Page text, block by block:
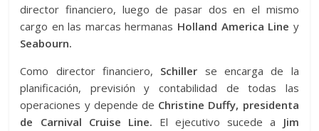
director financiero, luego de pasar dos en el mismo
cargo en las marcas hermanas Holland America Line y
Seabourn.
Como director financiero, Schiller se encarga de la
planificación, previsión y contabilidad de todas las
operaciones y depende de Christine Duffy, presidenta
de Carnival Cruise Line. El ejecutivo sucede a Jim